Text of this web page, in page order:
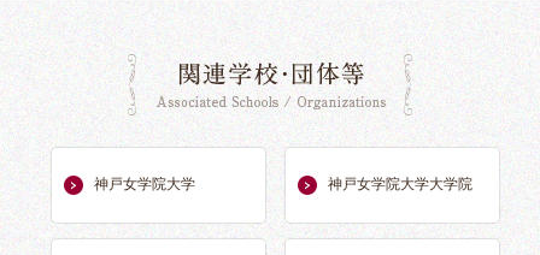
関連学校・団体
神戸女学院大学 神戸女学院大学大学院